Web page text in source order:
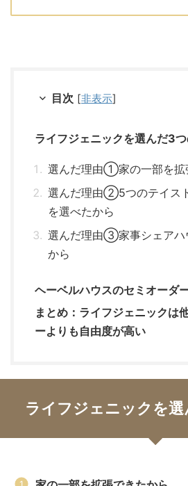
目次 [非表示]
ライフジェニックを選んだ3
選んだ理由①家の一部を拡
選んだ理由②5つのテイス
を選べたから
選んだ理由③家事シェアハ
から
ヘーベルハウスのセミオーダ
まとめ：ライフジェニックは
ーよりも自由度が高い
ライフジェニックを